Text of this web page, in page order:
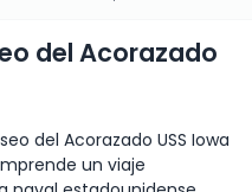
del Acorazado
del Acorazado USS Iowa
un viaje